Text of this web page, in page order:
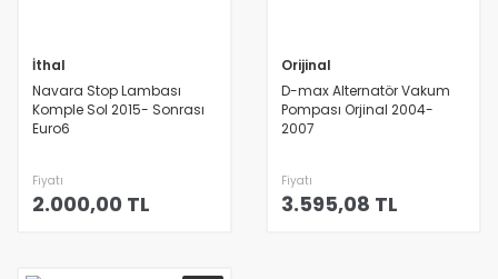
İthal
Navara Stop Lambası
Komple Sol 2015- Sonrası
Euro6
Fiyatı
2.000,00 TL
Orijinal
D-max Alternatör Vakum
Pompası Orjinal 2004-
2007
Fiyatı
3.595,08 TL